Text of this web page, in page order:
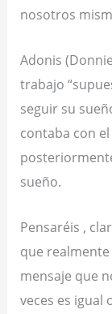
nosotros
Adonis
trabajo
seguir su
contaba con
sueño.
Pensaréis ,
que
mensaje que
veces es igual